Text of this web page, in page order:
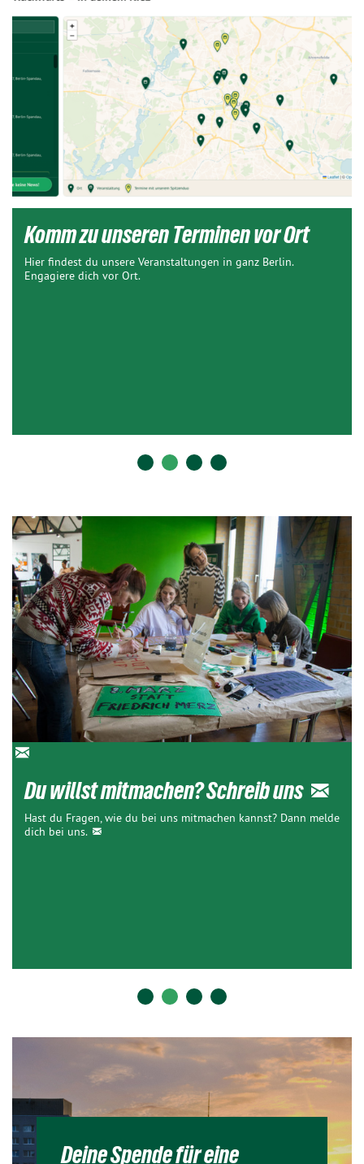
Komm zu unseren Terminen vor Ort
Hier findest du unsere Veranstaltungen in ganz Berlin.
Engagiere dich vor Ort.
Du willst mitmachen? Schreib uns
Hast du Fragen, wie du bei uns mitmachen kannst? Dann melde
dich bei uns.
Deine Spende für eine